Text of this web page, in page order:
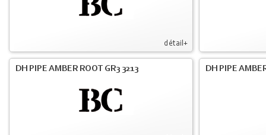
détail+
DH PIPE AMBER ROOT GR3 3213 DH PIPE